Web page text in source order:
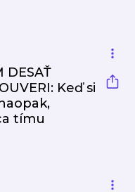
DESAŤ
Keď si
tímu